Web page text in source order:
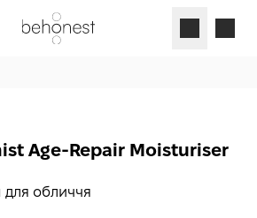
для обличчя
Age-Repair Moisturiser